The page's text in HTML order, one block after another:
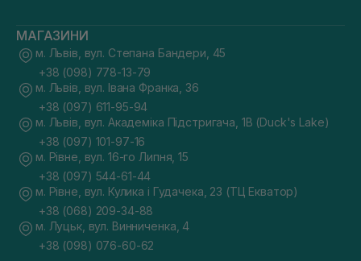
МАГАЗИНИ
м. Львів, вул. Степана Бандери, 45
+38 (098) 778-13-79
м. Львів, вул. Івана Франка, 36
+38 (097) 611-95-94
м. Львів, вул. Академіка Підстригача, 1В (Duck's Lake)
+38 (097) 101-97-16
м. Рівне, вул. 16-го Липня, 15
+38 (097) 544-61-44
м. Рівне, вул. Кулика і Гудачека, 23 (ТЦ Екватор)
+38 (068) 209-34-88
м. Луцьк, вул. Винниченка, 4
+38 (098) 076-60-62